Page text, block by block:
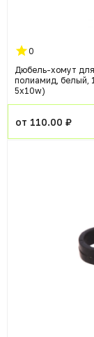
0
Дюбель-хомут
полиамид, белый,
5x10w)
от 110.00 ₽